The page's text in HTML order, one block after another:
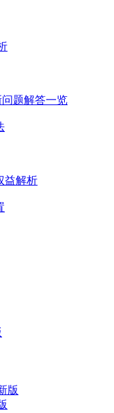
题解答一览
益解析